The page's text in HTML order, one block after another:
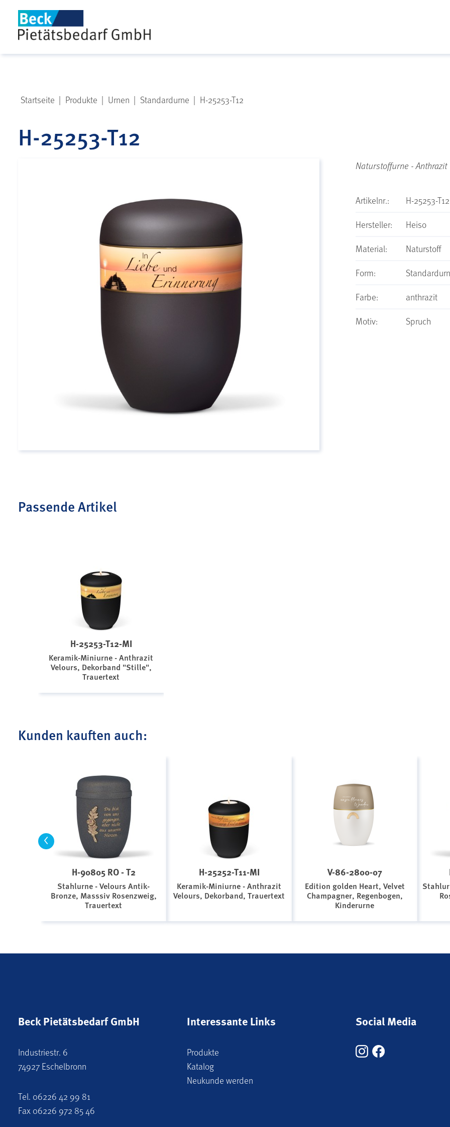
Startseite | Produkte | Urnen | Standardurne | H-25253-T12
H-25253-T12
Naturstoffurne - Anthrazit
Artikelnr.:
H-25253-T12
Hersteller:
Heiso
Material:
Naturstoff
Form:
Farbe:
anthrazit
Motiv:
Spruch
Passende Artikel
H-25253-T12-MI
Keramik-Miniurne - Anthrazit
Velours, Dekorband "Stille",
Trauertext
Kunden kauften auch:
<
H-90805 RO - T2
Stahlurne - Velours Antik-
Bronze, Masssiv Rosenzweig,
Trauertext
H-25252-T11-MI
Keramik-Miniurne - Anthrazit
Velours, Dekorband, Trauertext
V-86-2800-07
Edition golden Heart, Velvet
Champagner, Regenbogen,
Kinderurne
Beck Pietätsbedarf GmbH
Industriestr. 6
74927 Eschelbronn
Tel. 06226 42 99 81
Fax 06226 972 85 46
Interessante Links
Produkte
Katalog
Neukunde werden
Social Media